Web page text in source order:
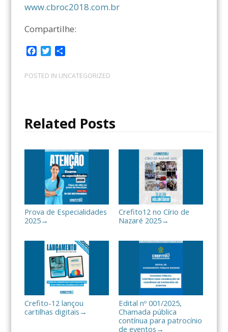
www.cbroc2018.com.br
Compartilhe:
c
e
k
i
t
m
p
i
a
r
POSTED IN UNCATEGORIZED
Related Posts
Prova de Especialidades
2025→
Crefito12 no Círio de
Nazaré 2025→
Crefito-12 lançou
cartilhas digitais →
Edital nº 001/2025,
Chamada pública
contínua para patrocínio
de eventos →